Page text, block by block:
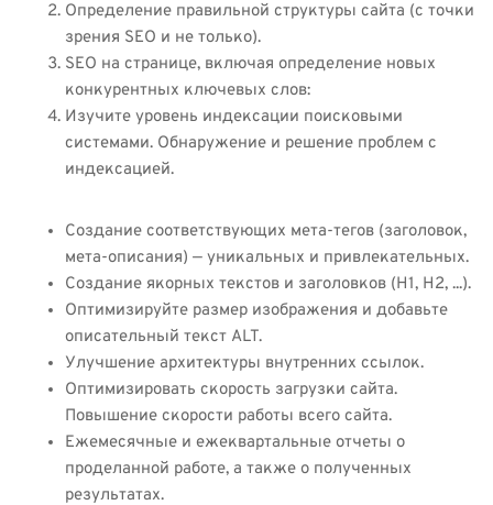
Определение правильной структуры сайта (с точки
зрения SEO и не только).
SEO на странице, включая определение новых
конкурентных ключевых слов:
Изучите уровень индексации поисковыми
системами. Обнаружение и решение проблем с
индексацией.
Создание соответствующих мета-тегов (заголовок,
мета-описания) — уникальных и привлекательных.
Создание якорных текстов и заголовков (H1, H2, ...).
Оптимизируйте размер изображения и добавьте
описательный текст ALT.
Улучшение архитектуры внутренних ссылок.
Оптимизировать скорость загрузки сайта.
Повышение скорости работы всего сайта.
Ежемесячные и ежеквартальные отчеты о
проделанной работе, а также о полученных
результатах.